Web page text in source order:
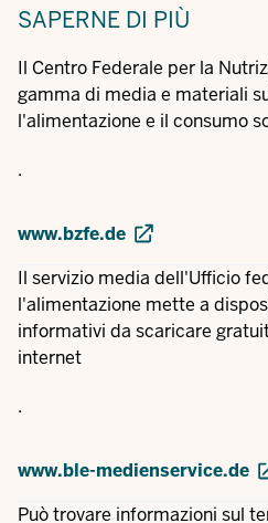
SAPERNE DI PIÙ
Il Centro Federale per la
gamma di media e materiali
l'alimentazione e il consumo
.
www.bzfe.de
Il servizio media dell'Ufficio
l'alimentazione mette a
informativi da scaricare
internet
.
www.ble-medienservice.de
Può trovare informazioni sul